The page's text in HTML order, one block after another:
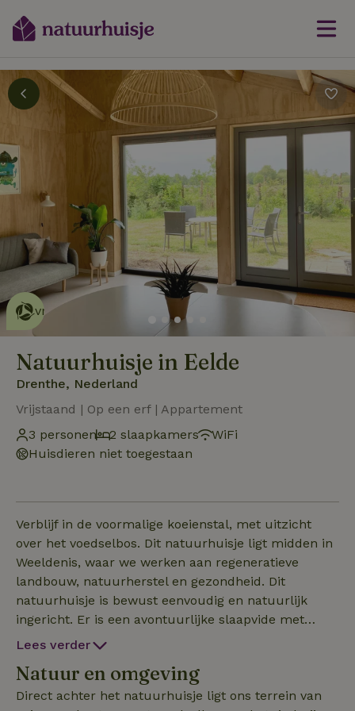
Dit natuurhuisje is eco-
vriendelijk
Natuurhuisje in Eelde
Drenthe, Nederland
Vrijstaand | Op een erf | Appartement
3 personen
2 slaapkamers
WiFi
Huisdieren niet toegestaan
Verblijf in de voormalige koeienstal, met uitzicht
over het voedselbos. Dit natuurhuisje ligt midden in
Weeldenis, waar we werken aan regeneratieve
landbouw, natuurherstel en gezondheid. Dit
natuurhuisje is bewust eenvoudig en natuurlijk
ingericht. Er is een avontuurlijke slaapvide met
tweepersoonsbed en een slaapbank in het
Een extra matras of kinderbedje en -stoel kunnen
worden bijgeplaatst. Je hebt een eigen badkamer
Lees verder
Natuur en omgeving
Direct achter het natuurhuisje ligt ons terrein van